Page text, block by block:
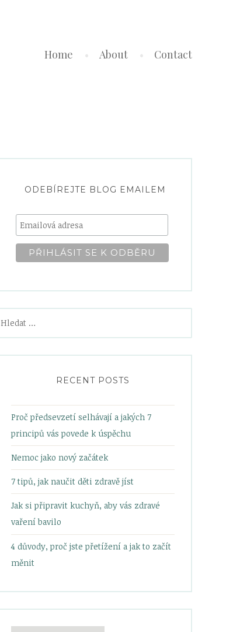
Home About Contact
ODEBÍREJTE BLOG EMAILEM
RECENT POSTS
Proč předsevzetí selhávají a jakých 7
principů vás povede k úspěchu
Nemoc jako nový začátek
7 tipů, jak naučit děti zdravě jíst
Jak si připravit kuchyň, aby vás zdravé
vaření bavilo
4 důvody, proč jste přetížení a jak to začít
měnit